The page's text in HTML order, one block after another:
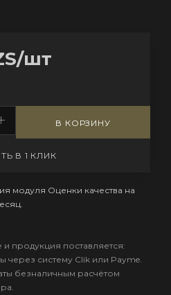
/шт
В КОРЗИНУ
В 1 КЛИК
модуля Оценки качества на
продукция поставляется:
систему Clik или Payme.
безналичным расчётом